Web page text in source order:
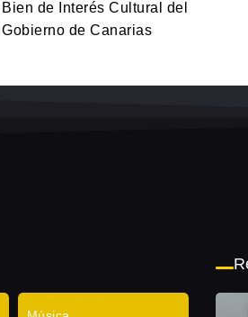
Bien de Interés Cultural del
Gobierno de Canarias